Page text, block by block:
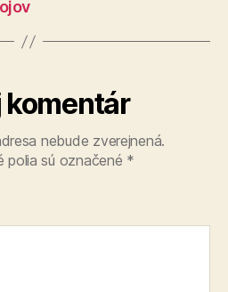
komentár
nebude zverejnená.
polia sú označené *